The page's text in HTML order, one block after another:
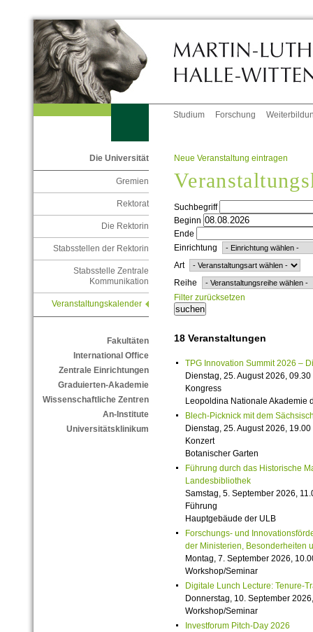
Studium Forschung
Die Universität
Gremien
Rektorat
Die Rektorin
Stabsstellen der Rektorin
Stabsstelle Zentrale
Kommunikation
Veranstaltungskalender
Fakultäten
International Office
Zentrale Einrichtungen
Graduierten-Akademie
Wissenschaftliche Zentren
An-Institute
Universitätsklinikum
Neue Veranstaltung eintragen
Suchbegriff
Beginn
Ende
Einrichtung
Art
Reihe
Filter zurücksetzen
18 Veranstaltungen
TPG Innovation Summit 2026 –
Dienstag, 25. August 2026,
Kongress
Leopoldina Nationale Akademie
Blech-Picknick mit dem
Dienstag, 25. August 2026,
Konzert
Botanischer Garten
Führung durch das Historische
Landesbibliothek
Samstag, 5. September 2026,
Führung
Hauptgebäude der ULB
Forschungs- und
der Ministerien, Besonderheiten
Montag, 7. September 2026,
Workshop/Seminar
Digitale Lunch Lecture: Tenure-
Donnerstag, 10. September
Workshop/Seminar
Investforum Pitch-Day 2026